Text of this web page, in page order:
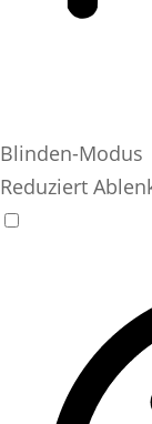
Blinden-Modus
Reduziert